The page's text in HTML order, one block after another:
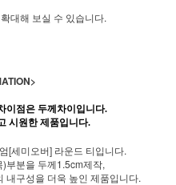
대해 보실 수 있습니다.
이점은 두께차이입니다.
시원한 제품입니다.
[세미오버] 라운드 티입니다.
부분을 두께1.5cm제작,
내구성을 더욱 높인 제품입니다.